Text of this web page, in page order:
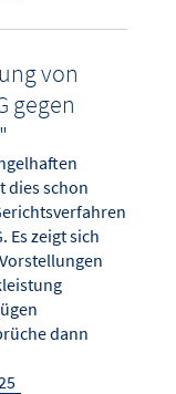
von
gegen
dies schon
Es zeigt sich
dann